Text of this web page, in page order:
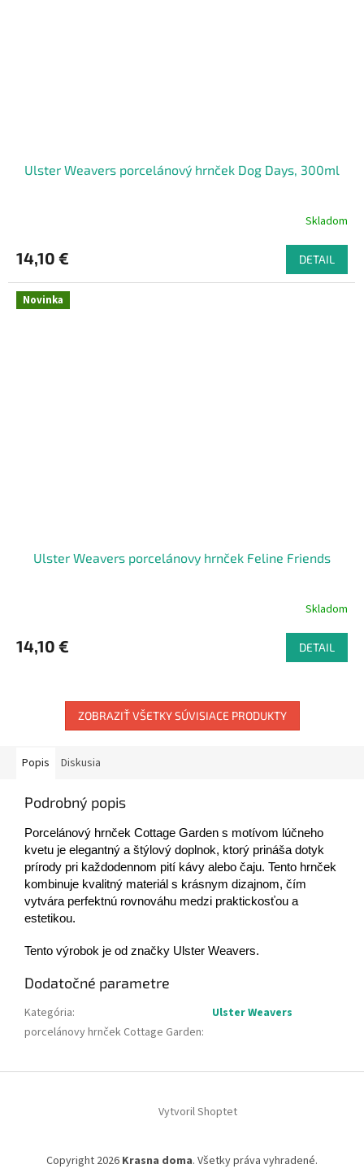
Ulster Weavers porcelánový hrnček Dog Days, 300ml
Skladom
14,10 € DETAIL
Novinka
Ulster Weavers porcelánovy hrnček Feline Friends
Skladom
14,10 € DETAIL
ZOBRAZIŤ VŠETKY SÚVISIACE PRODUKTY
Popis Diskusia
Podrobný popis
Porcelánový hrnček Cottage Garden s motívom lúčneho
kvetu je elegantný a štýlový doplnok, ktorý prináša dotyk
prírody pri každodennom pití kávy alebo čaju. Tento hrnček
kombinuje kvalitný materiál s krásnym dizajnom, čím
vytvára perfektnú rovnováhu medzi praktickosťou a
estetikou.
Tento výrobok je od značky Ulster Weavers.
Dodatočné parametre
Kategória:
Ulster Weavers
porcelánovy hrnček Cottage Garden:
Vytvoril Shoptet
Copyright 2026 Krasna doma. Všetky práva vyhradené.